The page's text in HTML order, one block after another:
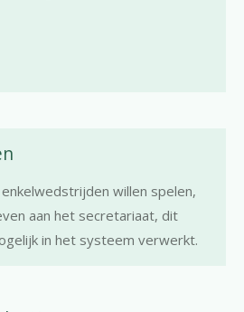
willen spelen,
aan het secretariaat, dit
in het systeem verwerkt.